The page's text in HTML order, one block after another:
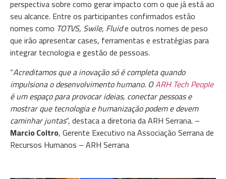
perspectiva sobre como gerar impacto com o que já está ao
seu alcance. Entre os participantes confirmados estão
nomes como TOTVS, Swile, Fluide outros nomes de peso
que irão apresentar cases, ferramentas e estratégias para
integrar tecnologia e gestão de pessoas.
“Acreditamos que a inovação só é completa quando
impulsiona o desenvolvimento humano. OARH Tech People
é um espaço para provocar ideias, conectar pessoas e
mostrar que tecnologia e humanização podem e devem
caminhar juntas”, destaca a diretoria da ARH Serrana. –
Marcio Coltro, Gerente Executivo na Associação Serrana de
Recursos Humanos – ARH Serrana